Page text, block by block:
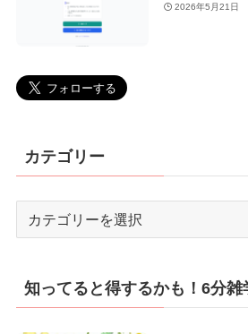
2026年5月21日
カテゴリー
リ
ー
知ってると得するかも！6分雑